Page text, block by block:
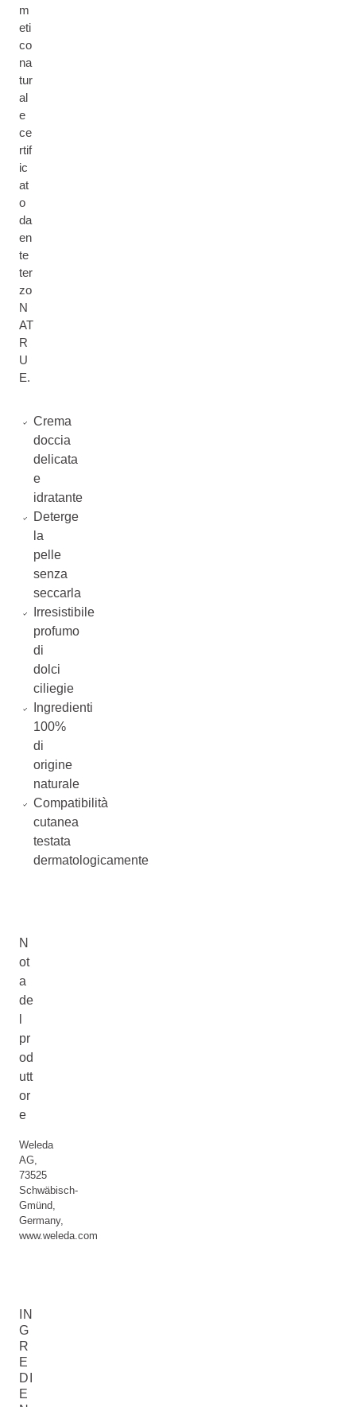
m
eti
co
na
tur
al
e
ce
rtif
ic
at
o
da
en
te
ter
zo
N
AT
R
U
E.
Crema
doccia
delicata
e
idratante
Deterge
la
pelle
senza
seccarla
Irresistibile
profumo
di
dolci
ciliegie
Ingredienti
100%
di
origine
naturale
Compatibilità
cutanea
testata
dermatologicamente
N
ot
a
de
pr
od
utt
or
e
Weleda
AG,
73525
Schwäbisch-
Gmünd,
Germany,
www.weleda.com
IN
G
R
E
DI
E